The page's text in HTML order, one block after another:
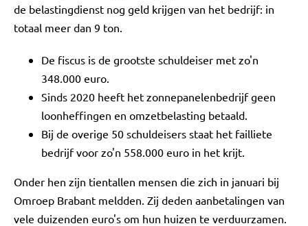
de belastingdienst nog geld krijgen van het bedrijf: in
totaal meer dan 9 ton.
De fiscus is de grootste schuldeiser met zo'n
348.000 euro.
Sinds 2020 heeft het zonnepanelenbedrijf geen
loonheffingen en omzetbelasting betaald.
Bij de overige 50 schuldeisers staat het failliete
bedrijf voor zo'n 558.000 euro in het krijt.
Onder hen zijn tientallen mensen die zich in januari bij
Omroep Brabant meldden. Zij deden aanbetalingen van
vele duizenden euro's om hun huizen te verduurzamen.